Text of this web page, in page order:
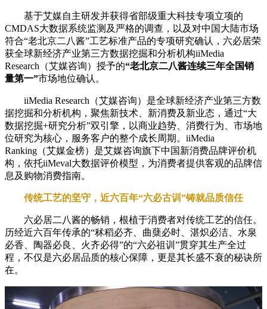
基于艾媒自主研发并获得省部级重大科技专项立项的
CMDAS大数据系统监测及严格的调查，以及对中国大陆市场
符合“老北京二八酱”工艺标准产品的专项研究确认，六必居荣
获全球新经济产业第三方数据挖掘和分析机构iiMedia
Research（艾媒咨询）授予的“老北京二八酱连续三年全国销
量第一”市场地位确认。
iiMedia Research（艾媒咨询）是全球新经济产业第三方数
据挖掘和分析机构，聚焦新技术、新消费及新业态，通过“大
数据挖掘+研究分析”双引擎，以商业趋势、消费行为、市场地
位研究为核心，服务客户的整个成长周期。iiMedia
Ranking（艾媒金榜）是艾媒咨询旗下中国新消费品牌评价机
构，依托iiMeval大数据评价模型，为消费者提供客观的品牌信
息及购物消费指南。
传统工艺的坚守，近六百年“六必古训”铸就品质信任
六必居二八酱的畅销，根植于消费者对传统工艺的信任。
历经近六百年传承的“秫稻必齐、曲蘖必时、湛炽必洁、水泉
必香、陶器必良、火齐必得”的“六必祖训”贯穿其生产全过
程，不仅是六必居品质的核心保障，更是其长盛不衰的秘诀所
在。